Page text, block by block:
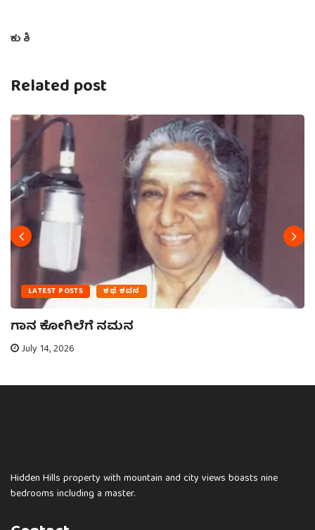
ಕು ಶಿ
Related post
LATEST POSTS ಕಥೆ ಕವನ
ಗಾನ ಕೋಗಿಲೆಗೆ ನಮನ
July 14, 2026
Hidden Hills property with mountain and city views boasts nine
bedrooms including a master.